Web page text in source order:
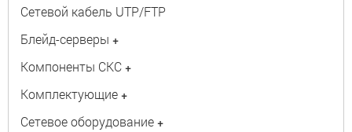
Сетевой кабель UTP/FTP
Блейд-серверы +
Компоненты СКС +
Комплектующие +
Сетевое оборудование +